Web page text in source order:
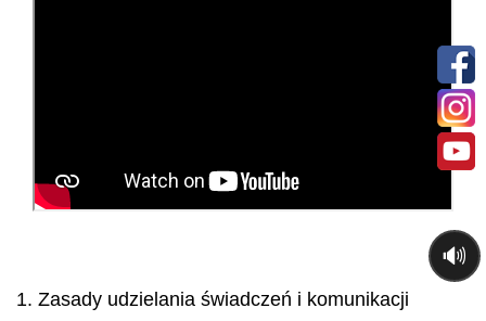
1. Zasady udzielania świadczeń i komunikacji
🔊